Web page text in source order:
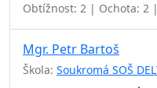
Obtížnost: 2 | Ochota: 2
Mgr. Petr Bartoš
Škola: Soukromá SOŠ